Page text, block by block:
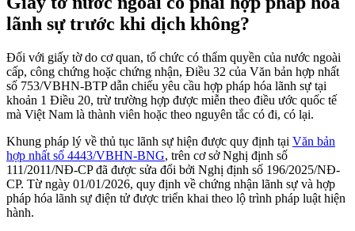
lãnh sự trước khi dịch không?
Đối với giấy tờ do cơ quan, tổ chức có thẩm quyền của nước ngoài
cấp, công chứng hoặc chứng nhận, Điều 32 của Văn bản hợp nhất
số 753/VBHN-BTP dẫn chiếu yêu cầu hợp pháp hóa lãnh sự tại
khoản 1 Điều 20, trừ trường hợp được miễn theo điều ước quốc tế
mà Việt Nam là thành viên hoặc theo nguyên tắc có đi, có lại.
Khung pháp lý về thủ tục lãnh sự hiện được quy định tại Văn bản
hợp nhất số 4443/VBHN-BNG, trên cơ sở Nghị định số
111/2011/NĐ-CP đã được sửa đổi bởi Nghị định số 196/2025/NĐ-
CP. Từ ngày 01/01/2026, quy định về chứng nhận lãnh sự và hợp
pháp hóa lãnh sự điện tử được triển khai theo lộ trình pháp luật hiện
hành.